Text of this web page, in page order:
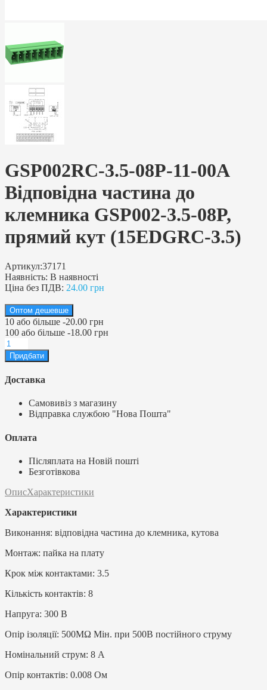
GSP002RC-3.5-08P-11-00A
Відповідна частина до
клемника GSP002-3.5-08P,
прямий кут (15EDGRC-3.5)
Артикул:37171
Наявність: В наявності
Ціна без ПДВ: 24.00 грн
Оптом дешевше
10 або більше -20.00 грн
100 або більше -18.00 грн
Доставка
Самовивіз з магазину
Відправка службою "Нова Пошта"
Оплата
Післяплата на Новій пошті
Безготівкова
ОписХарактеристики
Характеристики
Виконання: відповідна частина до клемника, кутова
Монтаж: пайка на плату
Крок між контактами: 3.5
Кількість контактів: 8
Напруга: 300 В
Опір ізоляції: 500MΩ Мін. при 500В постійного струму
Номінальний струм: 8 А
Опір контактів: 0.008 Ом